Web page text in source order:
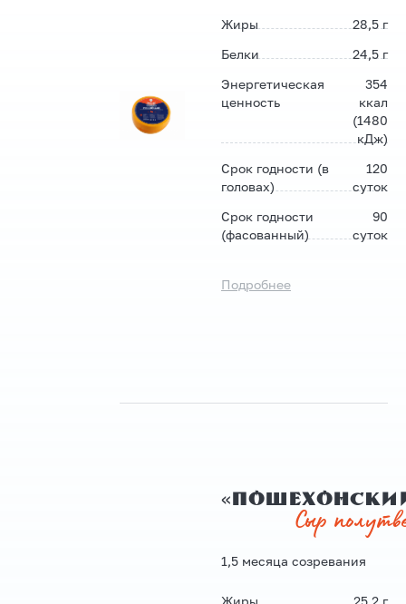
Жиры
28,5 г
Белки
24,5 г
Энергетическая
ценность
354
ккал
(1480
кДж)
Срок годности (в
головах)
120
суток
Срок годности
(фасованный)
90
суток
Подробнее
Сыр
1,5 месяца созревания
Жиры
25,2 г